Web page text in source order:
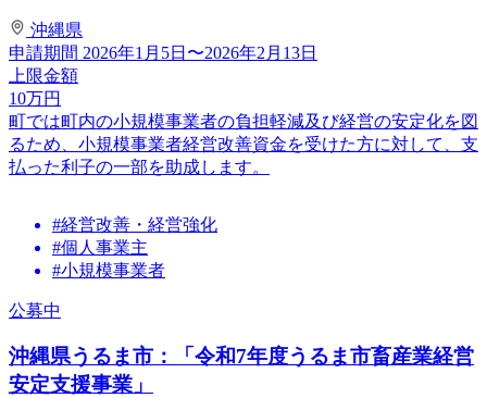
沖縄県
申請期間 2026年1月5日〜2026年2月13日
上限金額
10万円
町では町内の小規模事業者の負担軽減及び経営の安定化を図
るため、小規模事業者経営改善資金を受けた方に対して、支
払った利子の一部を助成します。
#経営改善・経営強化
#個人事業主
#小規模事業者
公募中
沖縄県うるま市：「令和7年度うるま市畜産業経営
安定支援事業」